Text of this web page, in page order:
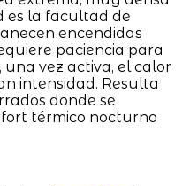
es la facultad de
encendidas
paciencia para
una vez activa, el calor
intensidad. Resulta
donde se
térmico nocturno